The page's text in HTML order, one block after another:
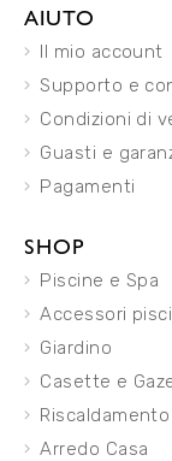
AIUTO
Il mio account
Supporto e
Condizioni di
Guasti e
Pagamenti
SHOP
Piscine e Spa
Accessori
Giardino
Casette e
Riscaldamento
Arredo Casa